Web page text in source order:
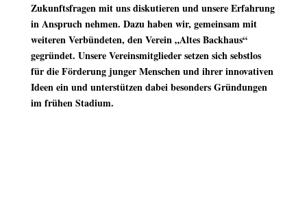
Zukunftsfragen mit uns diskutieren und unsere Erfahrung
in Anspruch nehmen. Dazu haben wir, gemeinsam mit
weiteren Verbündeten, den Verein „Altes Backhaus“
gegründet. Unsere Vereinsmitglieder setzen sich sebstlos
für die Förderung junger Menschen und ihrer innovativen
Ideen ein und unterstützen dabei besonders Gründungen
im frühen Stadium.